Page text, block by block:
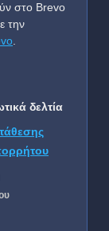
στο Brevo
την
δελτία